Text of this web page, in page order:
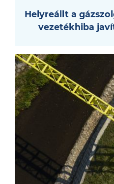
Helyreállt a
vezetékhiba